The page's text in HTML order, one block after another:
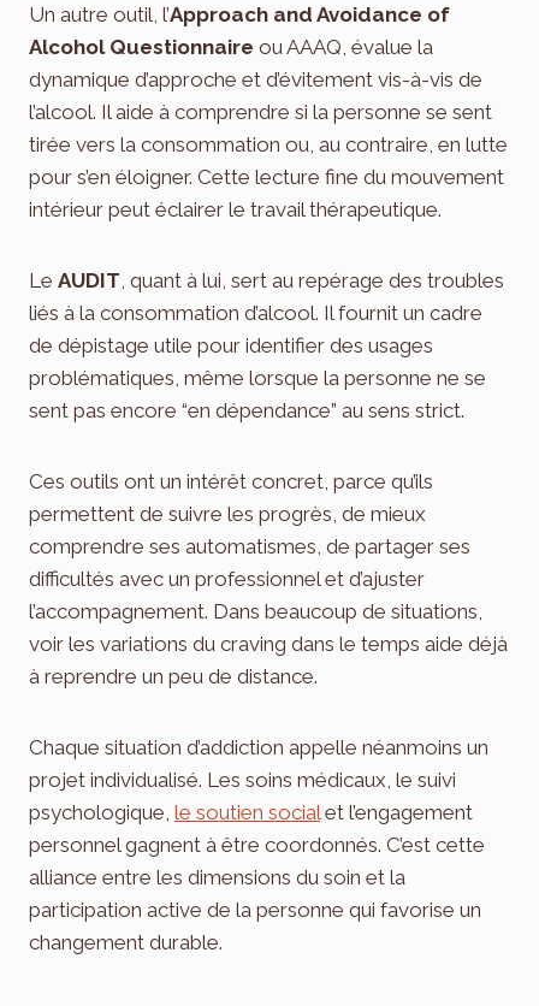
Un autre outil, l’Approach and Avoidance of
Alcohol Questionnaire ou AAAQ, évalue la
dynamique d’approche et d’évitement vis-à-vis de
l’alcool. Il aide à comprendre si la personne se sent
tirée vers la consommation ou, au contraire, en lutte
pour s’en éloigner. Cette lecture fine du mouvement
intérieur peut éclairer le travail thérapeutique.
Le AUDIT , quant à lui, sert au repérage des troubles
liés à la consommation d’alcool. Il fournit un cadre
de dépistage utile pour identifier des usages
problématiques, même lorsque la personne ne se
sent pas encore “en dépendance” au sens strict.
Ces outils ont un intérêt concret, parce qu’ils
permettent de suivre les progrès, de mieux
comprendre ses automatismes, de partager ses
difficultés avec un professionnel et d’ajuster
l’accompagnement. Dans beaucoup de situations,
voir les variations du craving dans le temps aide déjà
à reprendre un peu de distance.
Chaque situation d’addiction appelle néanmoins un
projet individualisé. Les soins médicaux, le suivi
psychologique, le soutien social et l’engagement
personnel gagnent à être coordonnés. C’est cette
alliance entre les dimensions du soin et la
participation active de la personne qui favorise un
changement durable.